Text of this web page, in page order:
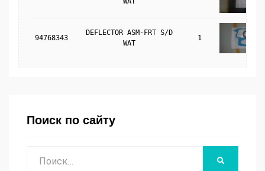
94768343
DEFLECTOR ASM-FRT S/D
WAT
1
Поиск по сайту